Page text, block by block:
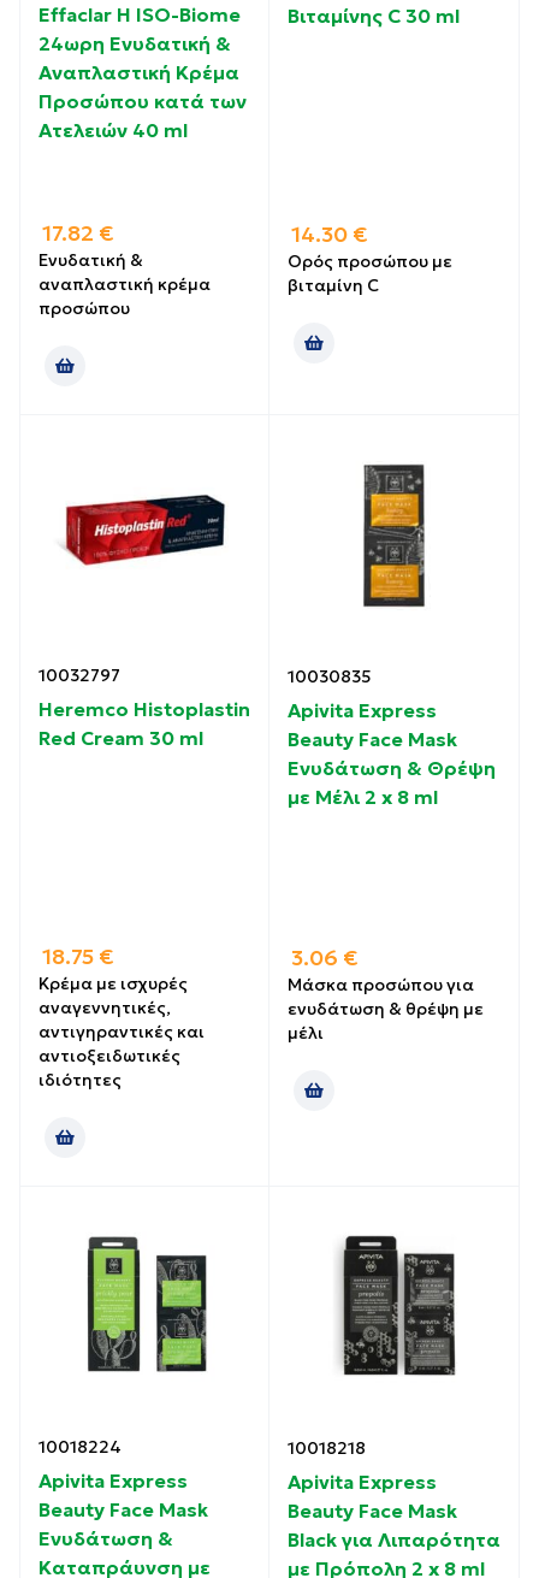
Effaclar H ISO-Biome
24ωρη Ενυδατική &
Αναπλαστική Κρέμα
Προσώπου κατά των
Ατελειών 40 ml
17.82 €
Ενυδατική &
αναπλαστική κρέμα
προσώπου
Βιταμίνης C 30 ml
14.30 €
Ορός προσώπου με
βιταμίνη C
10032797
Heremco Histoplastin
Red Cream 30 ml
18.75 €
Κρέμα με ισχυρές
αναγεννητικές,
αντιγηραντικές και
αντιοξειδωτικές
ιδιότητες
10030835
Apivita Express
Beauty Face Mask
Ενυδάτωση & Θρέψη
με Μέλι 2 x 8 ml
3.06 €
Μάσκα προσώπου για
ενυδάτωση & θρέψη με
μέλι
10018224
Apivita Express
Beauty Face Mask
Ενυδάτωση &
Καταπράυνση με
10018218
Apivita Express
Beauty Face Mask
Black για Λιπαρότητα
με Πρόπολη 2 x 8 ml